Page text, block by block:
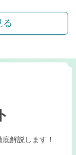
る
解説します！